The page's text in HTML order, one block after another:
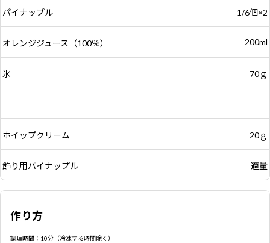
パイナップル 1/6個×2
オレンジジュース（100％） 200ml
氷 70ｇ
ホイップクリーム 20ｇ
飾り用パイナップル 適量
作り方
調理時間：10分（冷凍する時間除く）